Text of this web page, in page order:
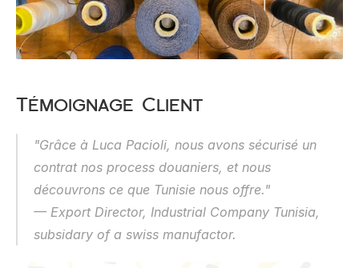
Témoignage Client
"Grâce à Luca Pacioli, nous avons sécurisé un
contrat nos process douaniers, et nous
découvrons ce que Tunisie nous offre."
— Export Director, Industrial Company Tunisia,
subsidary of a swiss manufactor.